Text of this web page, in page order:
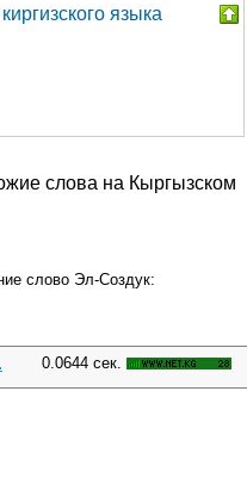
языка
слова на Кыргызском
слово Эл-Создук:
0.0644 сек.